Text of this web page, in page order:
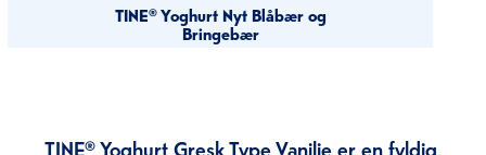
TINE® Yoghurt Nyt Blåbær og
Bringebær
TINE® Yoghurt Gresk Type Vanilje er en fyldig,